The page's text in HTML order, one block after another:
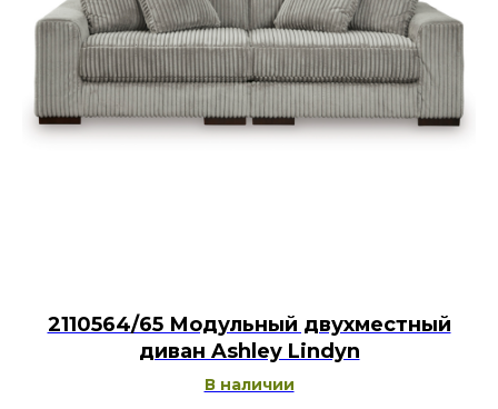
2110564/65 Модульный двухместный
диван Ashley Lindyn
В наличии